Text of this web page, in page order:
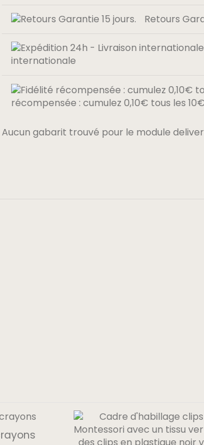
Retours
internationale
récompensée : cumulez 0,10€ tous les
Aucun gabarit trouvé pour le module